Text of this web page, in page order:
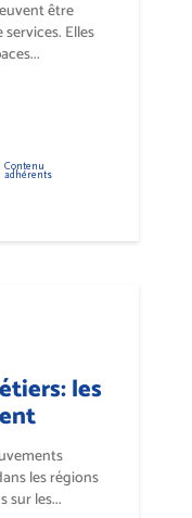
être
services. Elles
Contenu
adhérents
les
les régions
sur les...